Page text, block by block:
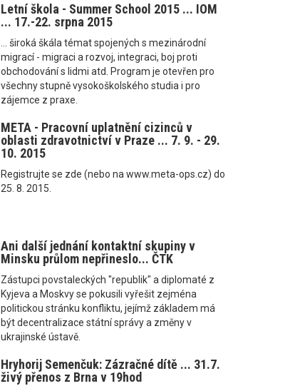
Letní škola - Summer School 2015 ... IOM
... 17.-22. srpna 2015
... široká škála témat spojených s mezinárodní
migrací - migraci a rozvoj, integraci, boj proti
obchodování s lidmi atd. Program je otevřen pro
všechny stupně vysokoškolského studia i pro
zájemce z praxe.
META - Pracovní uplatnění cizinců v
oblasti zdravotnictví v Praze ... 7. 9. - 29.
10. 2015
Registrujte se zde (nebo na www.meta-ops.cz) do
25. 8. 2015.
Ani další jednání kontaktní skupiny v
Minsku průlom nepřineslo... ČTK
Zástupci povstaleckých "republik" a diplomaté z
Kyjeva a Moskvy se pokusili vyřešit zejména
politickou stránku konfliktu, jejímž základem má
být decentralizace státní správy a změny v
ukrajinské ústavě.
Hryhorij Semenčuk: Zázračné dítě ... 31.7.
živý přenos z Brna v 19hod